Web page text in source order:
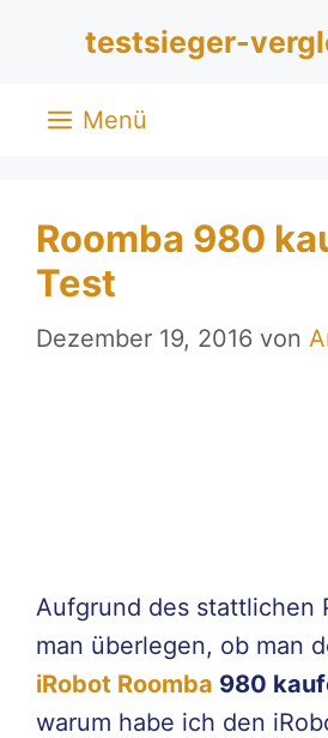
testsieger-
Menü
Roomba 980
Test
Dezember 19, 2016 von
Aufgrund des stattlichen
man überlegen, ob man
iRobot Roomba 980
warum habe ich den